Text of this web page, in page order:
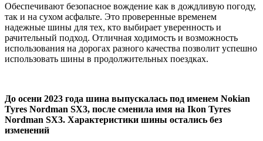
Обеспечивают безопасное вождение как в дождливую погоду,
так и на сухом асфальте. Это проверенные временем
надежные шины для тех, кто выбирает уверенность и
рачительный подход. Отличная ходимость и возможность
использования на дорогах разного качества позволит успешно
использовать шины в продолжительных поездках.
До осени 2023 года шина выпускалась под именем Nokian
Tyres Nordman SX3, после сменила имя на Ikon Tyres
Nordman SX3. Характеристики шины остались без
изменений